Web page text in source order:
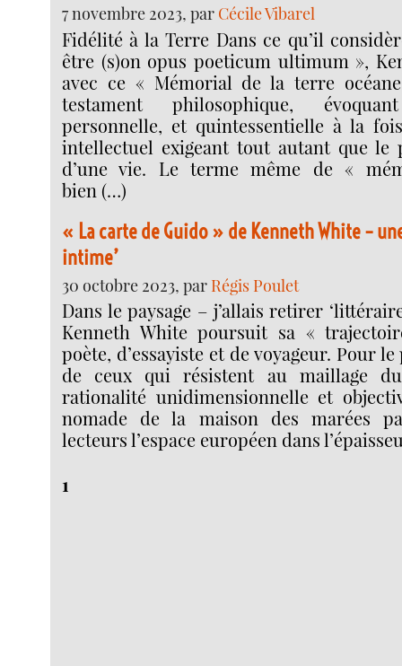
7 novembre 2023, par Cécile Vibarel
Fidélité à la Terre Dans ce qu’il
être (s)on opus poeticum ultimum »,
avec ce « Mémorial de la terre
testament philosophique,
personnelle, et quintessentielle à la
intellectuel exigeant tout autant que le
d’une vie. Le terme même de «
bien (…)
« La carte de Guido » de Kenneth White –
intime’
30 octobre 2023, par Régis Poulet
Dans le paysage – j’allais retirer
Kenneth White poursuit sa «
poète, d’essayiste et de voyageur. Pour
de ceux qui résistent au maillage
rationalité unidimensionnelle et
nomade de la maison des marées
lecteurs l’espace européen dans
1